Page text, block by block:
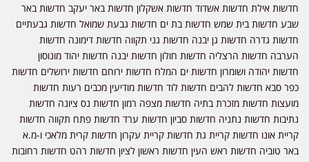
חדשות אילת חדשות אשדוד חדשות אשקלון חדשות באר יעקב חדשות באר
שבע חדשות בית שמש חדשות בת ים חדשות גבעת שמואל חדשות גבעתיים
חדשות גדרה חדשות גן יבנה חדשות גני תקווה חדשות דימונה חדשות
הערבה חדשות הרצליה חדשות חולון חדשות יבנה חדשות יהוד מונוסון
חדשות יהודה ושומרון חדשות ים המלח חדשות ירוחם חדשות ירושלים חדשות
כפר סבא חדשות להבים חדשות לוד חדשות מודיעין מכבים רעות חדשות
מועצות חדשות מזכרת בתיה חדשות מצפה רמון חדשות נס ציונה חדשות
נתיבות חדשות נתניה חדשות סביון חדשות ערד חדשות פתח תקווה חדשות
קריית אונו חדשות קריית גת חדשות קריית עקרון חדשות קרית מלאכי ו-מ.א
באר טוביה חדשות ראש העין חדשות ראשון לציון חדשות רהט חדשות רחובות